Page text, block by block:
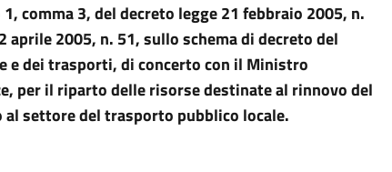
comma 3, del decreto legge 21 febbraio 2005, n.
aprile 2005, n. 51, sullo schema di decreto del
dei trasporti, di concerto con il Ministro
per il riparto delle risorse destinate al rinnovo del
settore del trasporto pubblico locale.